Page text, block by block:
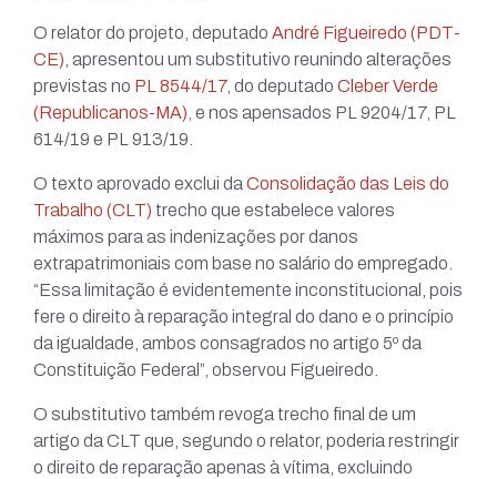
O relator do projeto, deputado André Figueiredo (PDT-
CE) , apresentou um substitutivo reunindo alterações
previstas no PL 8544/17, do deputado Cleber Verde
(Republicanos-MA) , e nos apensados PL 9204/17, PL
614/19 e PL 913/19.
O texto aprovado exclui da Consolidação das Leis do
Trabalho (CLT) trecho que estabelece valores
máximos para as indenizações por danos
extrapatrimoniais com base no salário do empregado.
“Essa limitação é evidentemente inconstitucional, pois
fere o direito à reparação integral do dano e o princípio
da igualdade, ambos consagrados no artigo 5º da
Constituição Federal”, observou Figueiredo.
O substitutivo também revoga trecho final de um
artigo da CLT que, segundo o relator, poderia restringir
o direito de reparação apenas à vítima, excluindo